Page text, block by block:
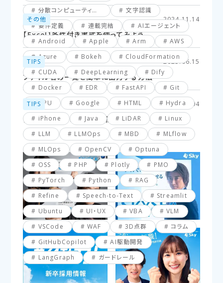
分散コンピューティング
文字認識
要件定義
連載完結
AIエージェント
Android
Apple Arm
AWS
Azure
Bokeh
CloudFormation
CUDA
DeepLearning
Dify
Docker
EDR FastAPI
Git
GPU
Google HTML
Hydra
iPhone
Java LiDAR
Linux
LLM
LLMOps MBD
MLflow
MLOps
OpenCV
Optuna
OSS
PHP Plotly
PMO
PyTorch
Python
RAG
Refine
Speech-to-Text
Streamlit
Ubuntu
UI・UX VBA
VLM
VSCode
WAF 3D点群
コラム
GitHubCopilot
AI駆動開発
LangGraph
ガードレール
その他 2024.11.14
【Excel】条件付き書式を使ってみよう
TIPS 2025.06.15
ファイル名の一覧を簡単に出力する方法
TIPS 2025.03.04
【VBA】最終行と最終列を簡単に取得する方法